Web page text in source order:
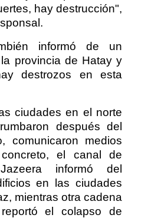
hay destrucción",
informó de un
provincia de Hatay y
destrozos en esta
ciudades en el norte
después del
comunicaron medios
el canal de
informó del
en las ciudades
mientras otra cadena
el colapso de